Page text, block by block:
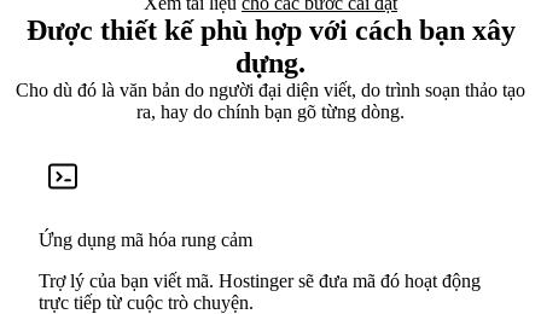
Được thiết kế phù hợp với cách bạn xây
dựng.
Cho dù đó là văn bản do người đại diện viết, do trình soạn thảo tạo
ra, hay do chính bạn gõ từng dòng.
Ứng dụng mã hóa rung cảm
Trợ lý của bạn viết mã. Hostinger sẽ đưa mã đó hoạt động
trực tiếp từ cuộc trò chuyện.